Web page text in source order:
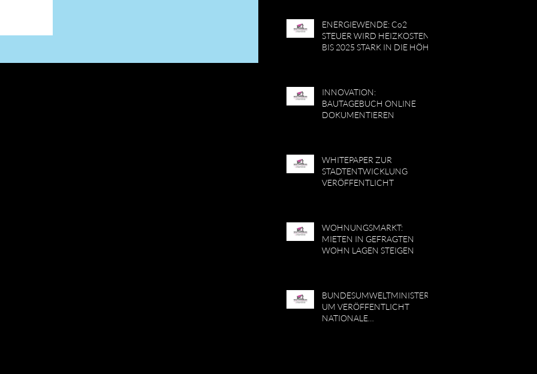
ENERGIEWENDE: Co2
STEUER WIRD HEIZKOSTEN
BIS 2025 STARK IN DIE HÖHE
INNOVATION:
BAUTAGEBUCH ONLINE
DOKUMENTIEREN
WHITEPAPER ZUR
STADTENTWICKLUNG
VERÖFFENTLICHT
WOHNUNGSMARKT:
MIETEN IN GEFRAGTEN
WOHN LAGEN STEIGEN
BUNDESUMWELTMINISTERI
UM VERÖFFENTLICHT
NATIONALE